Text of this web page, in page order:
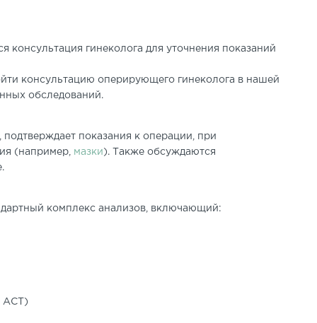
консультация гинеколога для уточнения показаний
консультацию оперирующего гинеколога в нашей
обследований.
показания к операции, при
(например, мазки). Также обсуждаются
комплекс анализов, включающий:
АСТ)